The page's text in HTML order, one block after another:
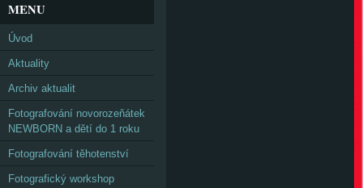
MENU
Úvod
Aktuality
Archiv aktualit
Fotografování novorozeňátek
NEWBORN a dětí do 1 roku
Fotografování těhotenství
Fotografický workshop